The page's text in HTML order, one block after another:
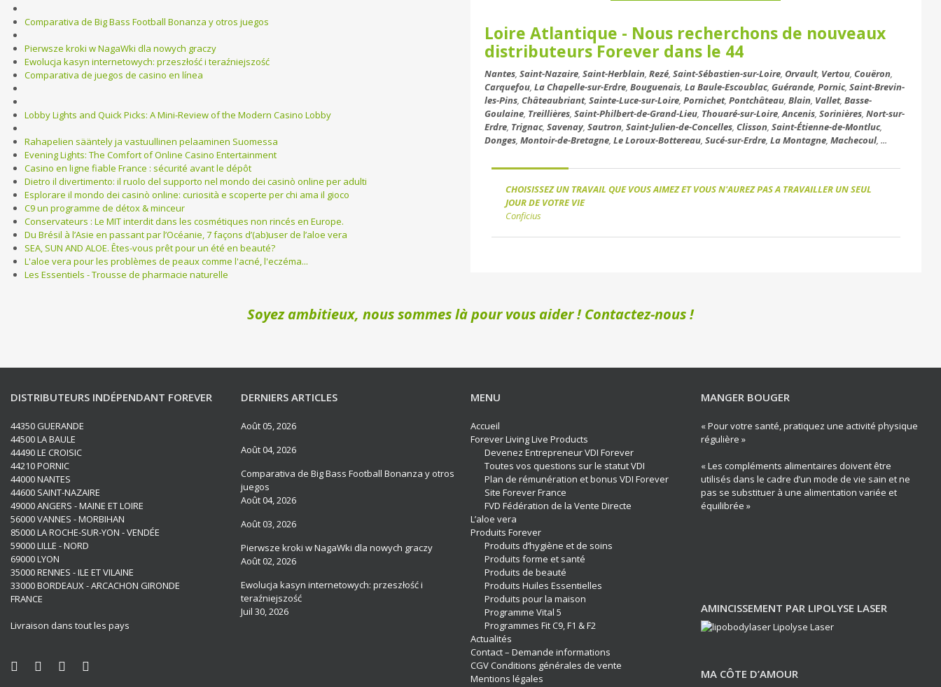
Comparativa de Big Bass Football Bonanza y otros juegos
Pierwsze kroki w NagaWki dla nowych graczy
Ewolucja kasyn internetowych: przeszłość i teraźniejszość
Comparativa de juegos de casino en línea
Lobby Lights and Quick Picks: A Mini-Review of the Modern Casino Lobby
Rahapelien sääntely ja vastuullinen pelaaminen Suomessa
Evening Lights: The Comfort of Online Casino Entertainment
Casino en ligne fiable France : sécurité avant le dépôt
Dietro il divertimento: il ruolo del supporto nel mondo dei casinò online per adulti
Esplorare il mondo dei casinò online: curiosità e scoperte per chi ama il gioco
C9 un programme de détox & minceur
Conservateurs : Le MIT interdit dans les cosmétiques non rincés en Europe.
Du Brésil à l’Asie en passant par l’Océanie, 7 façons d’(ab)user de l’aloe vera
SEA, SUN AND ALOE. Êtes-vous prêt pour un été en beauté?
L'aloe vera pour les problèmes de peaux comme l'acné, l'eczéma...
Les Essentiels - Trousse de pharmacie naturelle
Loire Atlantique - Nous recherchons de nouveaux
distributeurs Forever dans le 44
Nantes,Saint-Nazaire,Saint-Herblain,Rezé,Saint-Sébastien-sur-Loire,Orvault, Vertou,Couëron,
Carquefou,La Chapelle-sur-Erdre,Bouguenais,La Baule-Escoublac,Guérande,Pornic,Saint-Brevin-
les-Pins,Châteaubriant,Sainte-Luce-sur-Loire,Pornichet,Pontchâteau,Blain, Vallet,Basse-
Goulaine, Treillières,Saint-Philbert-de-Grand-Lieu, Thouaré-sur-Loire,Ancenis,Sorinières,Nort-sur-
Erdre, Trignac,Savenay,Sautron,Saint-Julien-de-Concelles,Clisson,Saint-Étienne-de-Montluc,
Donges,Montoir-de-Bretagne,Le Loroux-Bottereau,Sucé-sur-Erdre,La Montagne,Machecoul, ...
CHOISISSEZ UN TRAVAIL QUE VOUS AIMEZ ET VOUS N'AUREZ PAS A TRAVAILLER UN SEUL
JOUR DE VOTRE VIE
Conficius
Soyez ambitieux, nous sommes là pour vous aider ! Contactez-nous !
DISTRIBUTEURS INDÉPENDANT FOREVER
44350 GUERANDE
44500 LA BAULE
44490 LE CROISIC
44210 PORNIC
44000 NANTES
44600 SAINT-NAZAIRE
49000 ANGERS - MAINE ET LOIRE
56000 VANNES - MORBIHAN
85000 LA ROCHE-SUR-YON - VENDÉE
59000 LILLE - NORD
69000 LYON
35000 RENNES - ILE ET VILAINE
33000 BORDEAUX - ARCACHON GIRONDE
FRANCE
Livraison dans tout les pays
DERNIERS ARTICLES
Août 05, 2026
Août 04, 2026
Comparativa de Big Bass Football Bonanza y otros
juegos
Août 04, 2026
Août 03, 2026
Pierwsze kroki w NagaWki dla nowych graczy
Août 02, 2026
Ewolucja kasyn internetowych: przeszłość i
teraźniejszość
Juil 30, 2026
MENU
Accueil
Forever Living Live Products
Devenez Entrepreneur VDI Forever
Toutes vos questions sur le statut VDI
Plan de rémunération et bonus VDI Forever
Site Forever France
FVD Fédération de la Vente Directe
L’aloe vera
Produits Forever
Produits d’hygiène et de soins
Produits forme et santé
Produits de beauté
Produits Huiles Essentielles
Produits pour la maison
Programme Vital 5
Programmes Fit C9, F1 & F2
Actualités
Contact – Demande informations
CGV Conditions générales de vente
Mentions légales
MANGER BOUGER
« Pour votre santé, pratiquez une activité physique
régulière »
« Les compléments alimentaires doivent être
utilisés dans le cadre d’un mode de vie sain et ne
pas se substituer à une alimentation variée et
équilibrée »
AMINCISSEMENT PAR LIPOLYSE LASER
MA CÔTE D’AMOUR